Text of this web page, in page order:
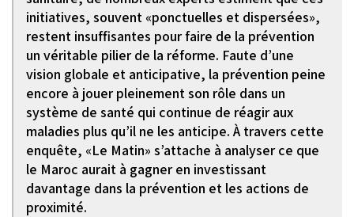
initiatives, souvent «ponctuelles et dispersées»,
restent insuffisantes pour faire de la prévention
un véritable pilier de la réforme. Faute d’une
vision globale et anticipative, la prévention peine
encore à jouer pleinement son rôle dans un
système de santé qui continue de réagir aux
maladies plus qu’il ne les anticipe. À travers cette
enquête, «Le Matin» s’attache à analyser ce que
le Maroc aurait à gagner en investissant
davantage dans la prévention et les actions de
proximité.